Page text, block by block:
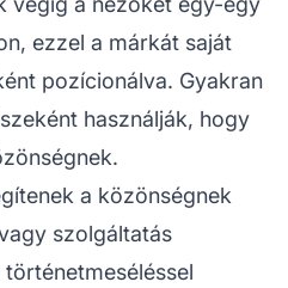
ezzel a márkát saját
pozícionálva. Gyakran
használják, hogy
a közönségnek
szolgáltatás